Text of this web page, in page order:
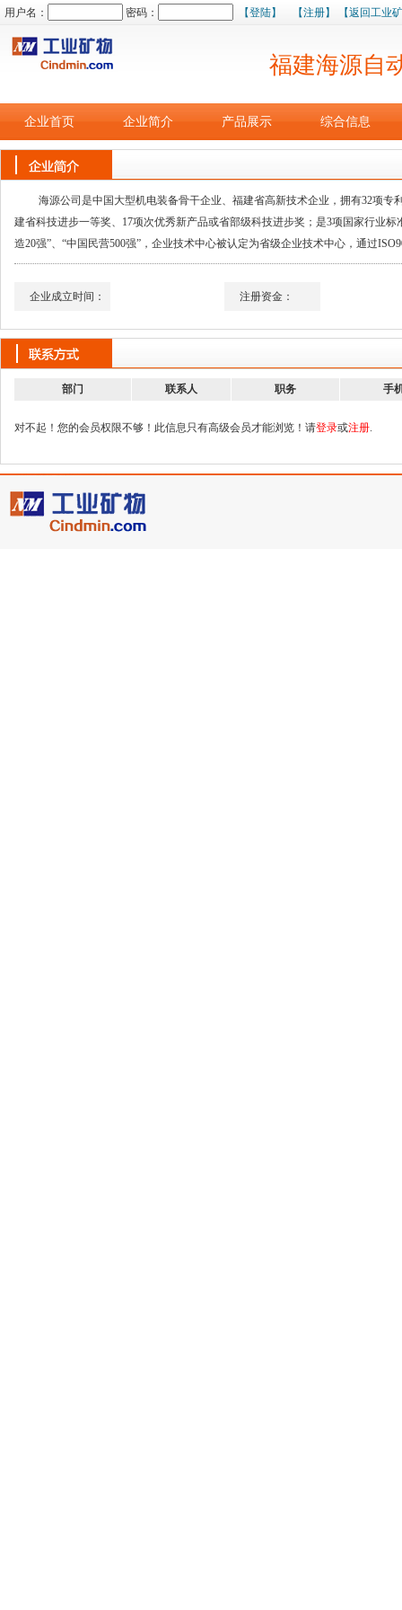
用户名： 密码： 【登陆】 【注册】 【返回工业
福建海源自
企业首页 企业简介 产品展示 综合信息
海源公司是中国大型机电装备骨干企业、福建省高新技术企业，拥有32项专
建省科技进步一等奖、17项次优秀新产品或省部级科技进步奖；是3项国家行业
造20强”、“中国民营500强”，企业技术中心被认定为省级企业技术中心，通过
企业成立时间： 注册资金：
部门 联系人 职务 手
对不起！您的会员权限不够！此信息只有高级会员才能浏览！请登录或注册.